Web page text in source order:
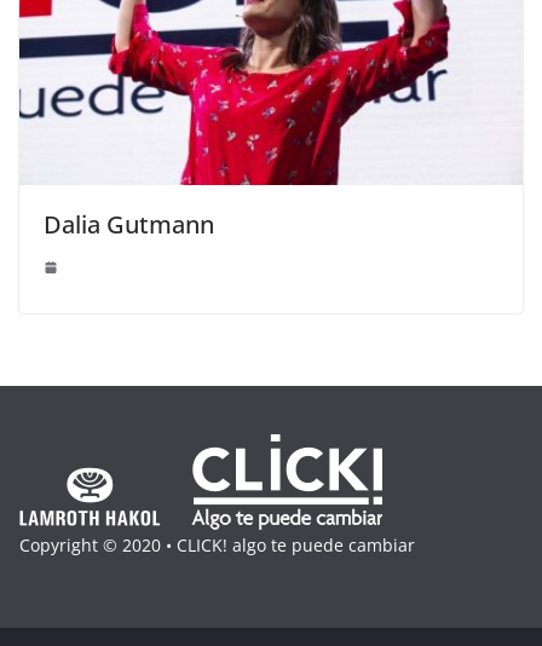
Dalia Gutmann
Copyright © 2020 • CLICK! algo te puede cambiar